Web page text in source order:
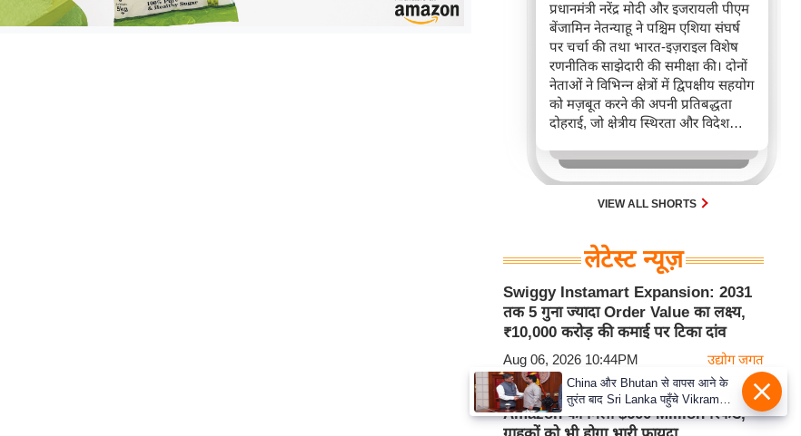
प्रधानमंत्री नरेंद्र मोदी और इजरायली पीएम
बेंजामिन नेतन्याहू ने पश्चिम एशिया संघर्ष
पर चर्चा की तथा भारत-इज़राइल विशेष
रणनीतिक साझेदारी की समीक्षा की। दोनों
नेताओं ने विभिन्न क्षेत्रों में द्विपक्षीय सहयोग
को मज़बूत करने की अपनी प्रतिबद्धता
दोहराई, जो क्षेत्रीय स्थिरता और विदेश
करता है।
VIEW ALL SHORTS
लेटेस्ट न्यूज़
Swiggy Instamart Expansion: 2031
तक 5 गुना ज्यादा Order Value का लक्ष्य,
₹10,000 करोड़ की कमाई पर टिका दांव
Aug 06, 2026 10:44PM उद्योग जगत
US Supreme Court के बड़े फैसले के बाद
Amazon को मिला $600 Million रिफंड,
China और Bhutan से वापस आने के
तुरंत बाद Sri Lanka पहुँचे Vikram
Misri, भारत के जबरदस्त दाँव से दुनिया
हुई हैरान